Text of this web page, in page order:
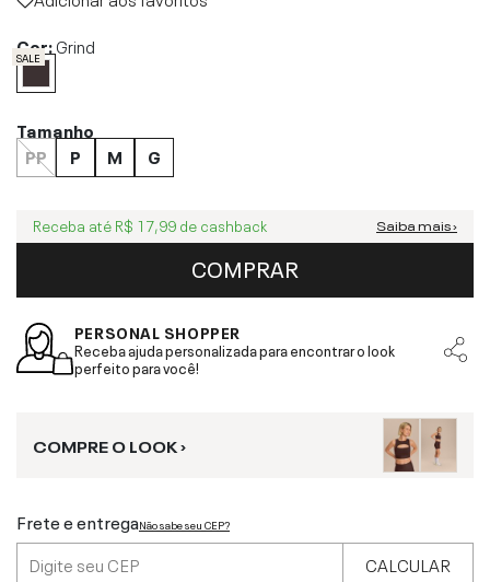
Cor:Grind
SALE
Tamanho
PP
P M G
Receba até R$ 17,99 de cashback Saiba mais ›
COMPRAR
PERSONAL SHOPPER
Receba ajuda personalizada para encontrar o look
perfeito para você!
COMPRE O LOOK ›
Frete e entregaNão sabe seu CEP?
CALCULAR